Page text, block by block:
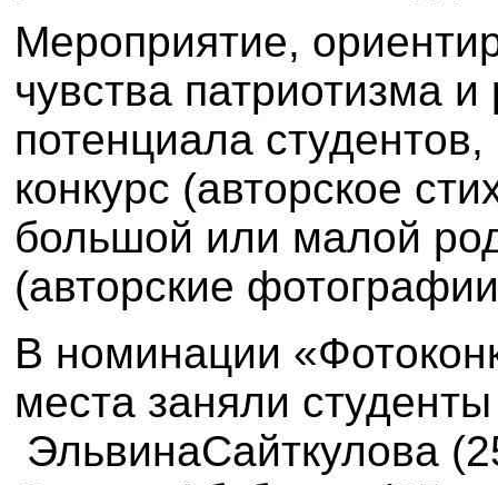
Мероприятие,
чувства патриотизма и
потенциала студентов,
конкурс (авторское
большой или малой р
(авторские
В номинации
места заняли
ЭльвинаСайткулова